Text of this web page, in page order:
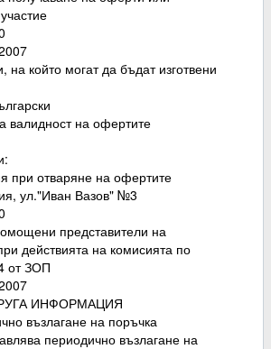
на който могат да бъдат изготвени
валидност на офертите
при отваряне на офертите
ул."Иван Вазов" №3
представители на
действията на комисията по
от ЗОП
ИНФОРМАЦИЯ
възлагане на поръчка
периодично възлагане на